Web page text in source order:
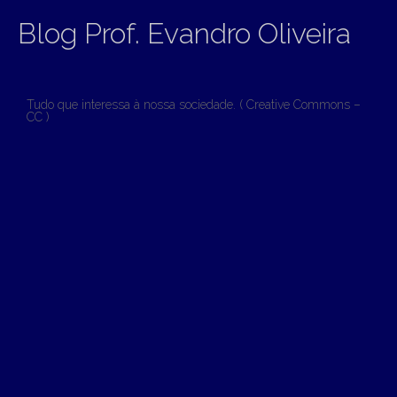
Blog Prof. Evandro Oliveira
Tudo que interessa à nossa sociedade. ( Creative Commons –
CC )